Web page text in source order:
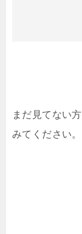
まだ見てない
みてください。